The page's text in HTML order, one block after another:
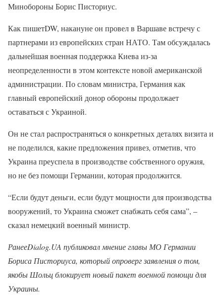
Минобороны Борис Писториус.
Как пишетDW, накануне он провел в Варшаве встречу с
партнерами из европейских стран НАТО. Там обсуждалась
дальнейшая военная поддержка Киева из-за
неопределенности в этом контексте новой американской
администрации. По словам министра, Германия как
главный европейский донор обороны продолжает
оставаться с Украиной.
Он не стал распространяться о конкретных деталях визита и
не поделился, какие предложения привез, отметив, что
Украина преуспела в производстве собственного оружия,
но не без помощи Германии, которая продолжится.
“Если будут деньги, если будут мощности для производства
вооружений, то Украина сможет снабжать себя сама”, –
сказал немецкий военный министр.
РанееDialog.UA публиковал мнение главы МО Германии
Бориса Писториуса, который опроверг заявления о том,
якобы Шольц блокирует новый пакет военной помощи для
Украины.